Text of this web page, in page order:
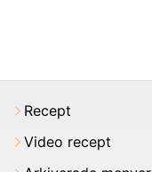
Recept
Video recept